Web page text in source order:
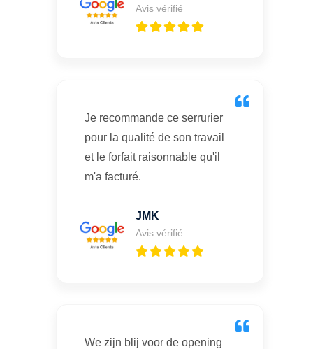
Avis vérifié
Je recommande ce serrurier
pour la qualité de son travail
et le forfait raisonnable qu'il
m'a facturé.
JMK
Avis vérifié
We zijn blij voor de opening